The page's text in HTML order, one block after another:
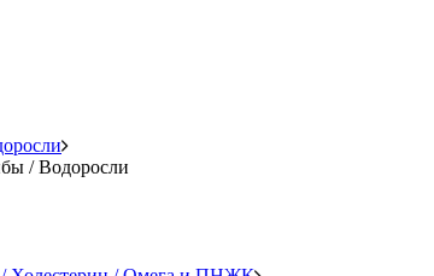
/ Водоросли